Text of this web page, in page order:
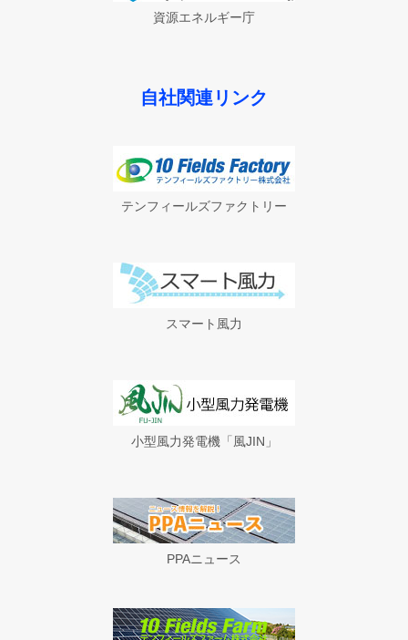
資源エネルギー庁
自社関連リンク
テンフィールズファクトリー
スマート風力
小型風力発電機「風JIN」
PPAニュース